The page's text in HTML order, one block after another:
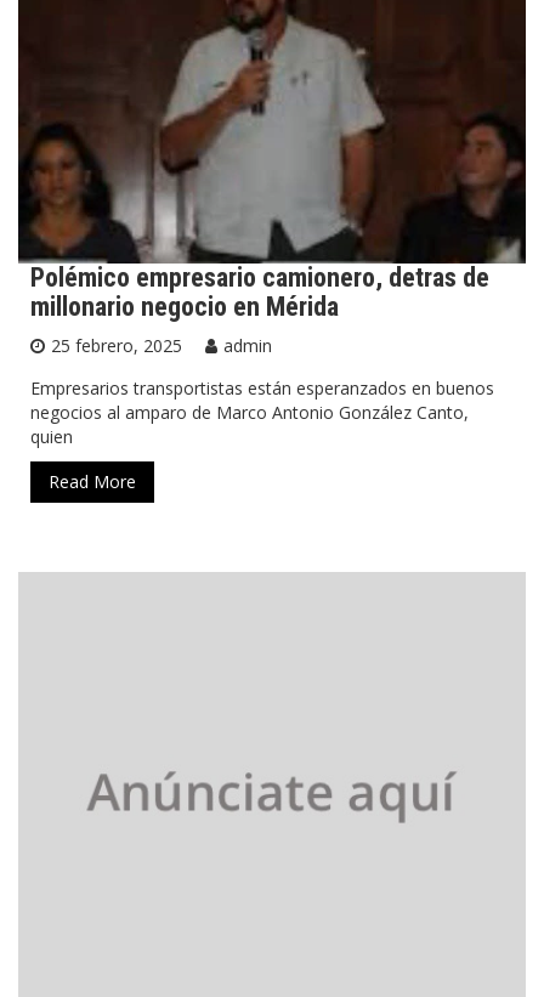
Polémico empresario camionero, detras de
millonario negocio en Mérida
25 febrero, 2025
admin
Empresarios transportistas están esperanzados en buenos
negocios al amparo de Marco Antonio González Canto,
quien
Read More